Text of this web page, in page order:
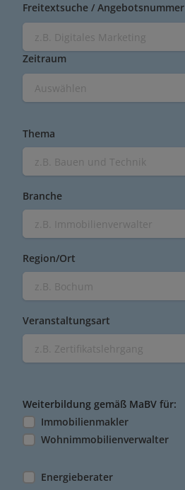
Freitextsuche / Angebotsnummer
Zeitraum
Thema
z.B. Bauen und Technik
Branche
z.B. Immobilienverwalter
Region/Ort
z.B. Bochum
Veranstaltungsart
z.B. Zertifikatslehrgang
Weiterbildung gemäß MaBV für:
Immobilienmakler
Wohnimmobilienverwalter
Energieberater